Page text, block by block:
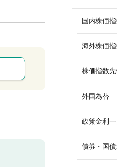
国内株価
海外株価指
株価指数先
外国為替
政策金利
債券・国債